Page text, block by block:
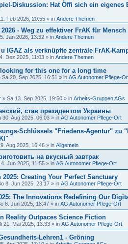
Diskussion: Hat Öffi sich ein
Feb 2026, 20:55 » in Andere Themen
- Weg zu effektiver FrAK für Mensch
Jan 2026, 13:32 » in Andere Themen
IGAZ als verknüpfte zentrale FrAK-
Dez 2025, 11:03 » in Andere Themen
for this one for a long time
Sa 20. Sep 2025, 16:51 » in AG Autonomer Pflege-
» Sa 13. Sep 2025, 19:50 » in Arbeits-Gruppen AGs
став президентом Украины
30. Aug 2025, 06:03 » in AG Autonomer Pflege-Ort
Schlüssels "Friedens-Agentur" zu
Aug 2025, 16:46 » in Allgemein
на вкусный завтрак
Jun 2025, 11:55 » in AG Autonomer Pflege-Ort
2025: Creating Your Perfect Sanctuary
8. Jun 2025, 23:17 » in AG Autonomer Pflege-Ort
The Innovations Redefining Our
8. Jun 2025, 18:47 » in AG Autonomer Pflege-Ort
Reality Outpaces Science Fiction
21. Mai 2025, 13:33 » in AG Autonomer Pflege-Ort
Lehren1 - Gröning